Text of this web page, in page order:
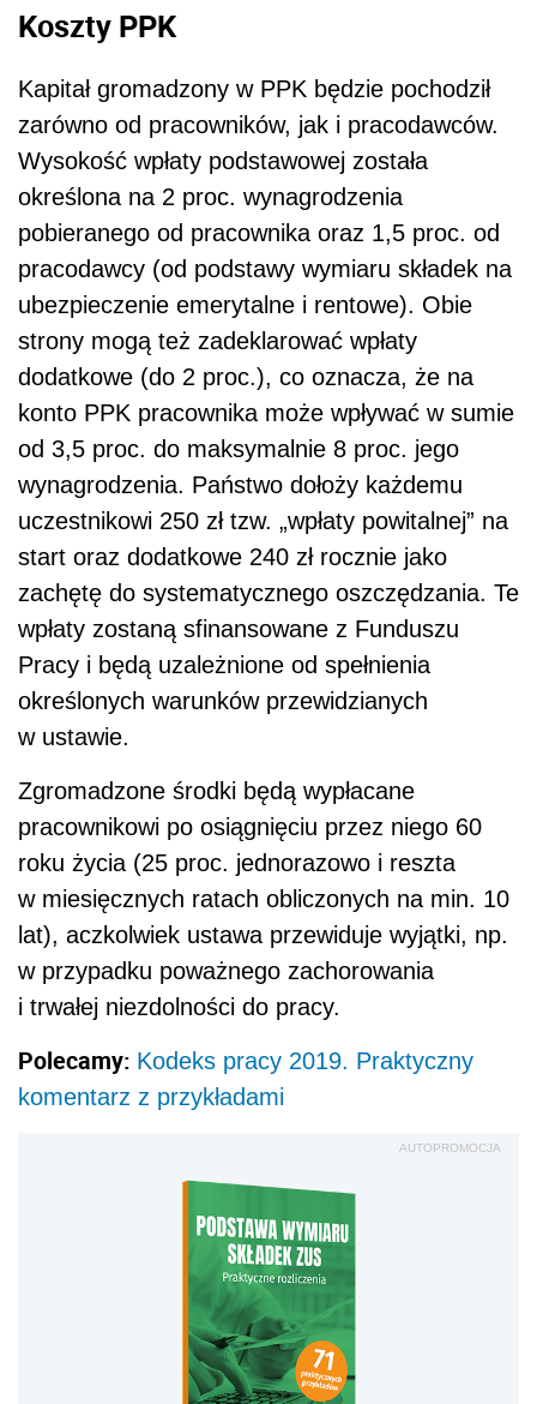
Koszty PPK
Kapitał gromadzony w PPK będzie pochodził
zarówno od pracowników, jak i pracodawców.
Wysokość wpłaty podstawowej została
określona na 2 proc. wynagrodzenia
pobieranego od pracownika oraz 1,5 proc. od
pracodawcy (od podstawy wymiaru składek na
ubezpieczenie emerytalne i rentowe). Obie
strony mogą też zadeklarować wpłaty
dodatkowe (do 2 proc.), co oznacza, że na
konto PPK pracownika może wpływać w sumie
od 3,5 proc. do maksymalnie 8 proc. jego
wynagrodzenia. Państwo dołoży każdemu
uczestnikowi 250 zł tzw. „wpłaty powitalnej” na
start oraz dodatkowe 240 zł rocznie jako
zachętę do systematycznego oszczędzania. Te
wpłaty zostaną sfinansowane z Funduszu
Pracy i będą uzależnione od spełnienia
określonych warunków przewidzianych
w ustawie.
Zgromadzone środki będą wypłacane
pracownikowi po osiągnięciu przez niego 60
roku życia (25 proc. jednorazowo i reszta
w miesięcznych ratach obliczonych na min. 10
lat), aczkolwiek ustawa przewiduje wyjątki, np.
w przypadku poważnego zachorowania
i trwałej niezdolności do pracy.
Polecamy: Kodeks pracy 2019. Praktyczny
komentarz z przykładami
AUTOPROMOCJA